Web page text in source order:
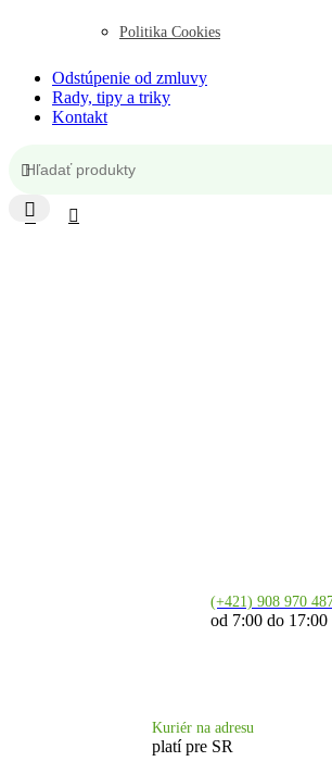
Politika Cookies
Odstúpenie od zmluvy
Rady, tipy a triky
Kontakt
(+421) 908 970
od 7:00 do 17:00
Kuriér na adresu
platí pre SR